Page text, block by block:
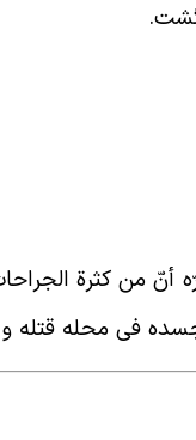
أنّ من کثرة
فی محله قتله و